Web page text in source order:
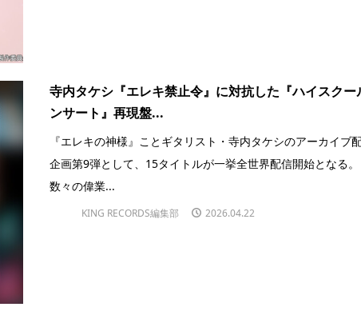
寺内タケシ『エレキ禁止令』に対抗した『ハイスクー
ンサート』再現盤...
『エレキの神様』ことギタリスト・寺内タケシのアーカイブ
企画第9弾として、15タイトルが一挙全世界配信開始となる。
数々の偉業...
KING RECORDS編集部 2026.04.22